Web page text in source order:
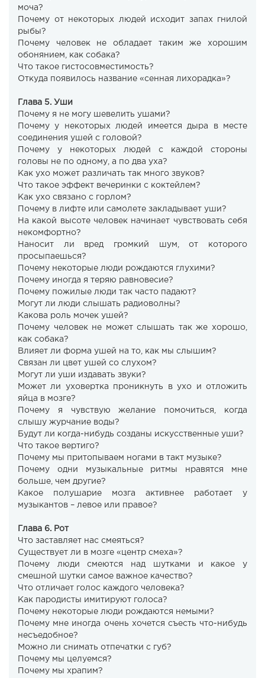
моча?
Почему от некоторых людей исходит запах гнилой
рыбы?
Почему человек не обладает таким же хорошим
обонянием, как собака?
Что такое гистосовместимость?
Откуда появилось название «сенная лихорадка»?
Глава 5. Уши
Почему я не могу шевелить ушами?
Почему у некоторых людей имеется дыра в месте
соединения ушей с головой?
Почему у некоторых людей с каждой стороны
головы не по одному, а по два уха?
Как ухо может различать так много звуков?
Что такое эффект вечеринки с коктейлем?
Как ухо связано с горлом?
Почему в лифте или самолете закладывает уши?
На какой высоте человек начинает чувствовать себя
некомфортно?
Наносит ли вред громкий шум, от которого
просыпаешься?
Почему некоторые люди рождаются глухими?
Почему иногда я теряю равновесие?
Почему пожилые люди так часто падают?
Могут ли люди слышать радиоволны?
Какова роль мочек ушей?
Почему человек не может слышать так же хорошо,
как собака?
Влияет ли форма ушей на то, как мы слышим?
Связан ли цвет ушей со слухом?
Могут ли уши издавать звуки?
Может ли уховертка проникнуть в ухо и отложить
яйца в мозге?
Почему я чувствую желание помочиться, когда
слышу журчание воды?
Будут ли когда-нибудь созданы искусственные уши?
Что такое вертиго?
Почему мы притопываем ногами в такт музыке?
Почему одни музыкальные ритмы нравятся мне
больше, чем другие?
Какое полушарие мозга активнее работает у
музыкантов – левое или правое?
Глава 6. Рот
Что заставляет нас смеяться?
Существует ли в мозге «центр смеха»?
Почему люди смеются над шутками и какое у
смешной шутки самое важное качество?
Что отличает голос каждого человека?
Как пародисты имитируют голоса?
Почему некоторые люди рождаются немыми?
Почему мне иногда очень хочется съесть что-нибудь
несъедобное?
Можно ли снимать отпечатки с губ?
Почему мы целуемся?
Почему мы храпим?